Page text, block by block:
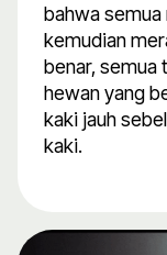
bahwa semua
kemudian
benar, semua
hewan yang
kaki jauh
kaki.